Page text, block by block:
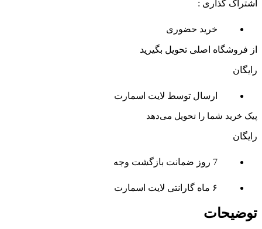
اشتراک گذاری :
خرید حضوری
از فروشگاه اصلی تحویل بگیرید
رایگان
ارسال توسط لایت اسمارت
پیک خرید شما را تحویل می‌دهد
رایگان
7 روز ضمانت بازگشت وجه
۶ ماه گارانتی لایت اسمارت
توضیحات